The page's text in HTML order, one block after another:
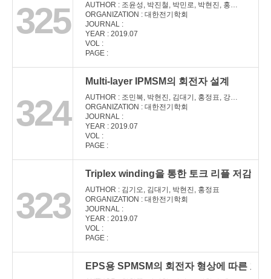
325
AUTHOR : 조윤성, 박진철, 박민로, 박현진, 홍정표
ORGANIZATION : 대한전기학회
JOURNAL :
YEAR : 2019.07
VOL :
PAGE :
324
Multi-layer IPMSM의 회전자 설계
AUTHOR : 조민복, 박현진, 김대기, 홍정표, 강지우, 조종환, 이창민
ORGANIZATION : 대한전기학회
JOURNAL :
YEAR : 2019.07
VOL :
PAGE :
323
Triplex winding을 통한 토크 리플 저감 방
AUTHOR : 김기오, 김대기, 박현진, 홍정표
ORGANIZATION : 대한전기학회
JOURNAL :
YEAR : 2019.07
VOL :
PAGE :
EPS용 SPMSM의 회전자 형상에 따른 효